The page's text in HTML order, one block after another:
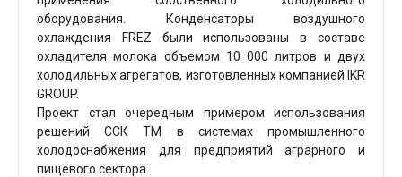
оборудования. Конденсаторы воздушного
охлаждения
FREZ были использованы в составе
охладителя молока объемом 10 000 литров и двух
холодильных агрегатов, изготовленных компанией IKR
GROUP.
Проект стал очередным примером использования
решений ССК ТМ в системах промышленного
холодоснабжения для предприятий аграрного и
пищевого сектора.